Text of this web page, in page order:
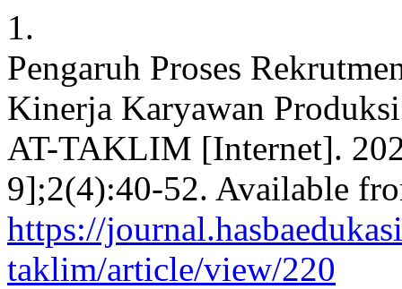
1.
Pengaruh Proses
Kinerja Karyawan
AT-TAKLIM [Internet].
9];2(4):40-52. Available
https://
taklim/article/view/220